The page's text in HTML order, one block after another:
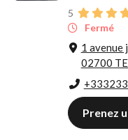
5
Fermé
1 avenue
02700
Prenez